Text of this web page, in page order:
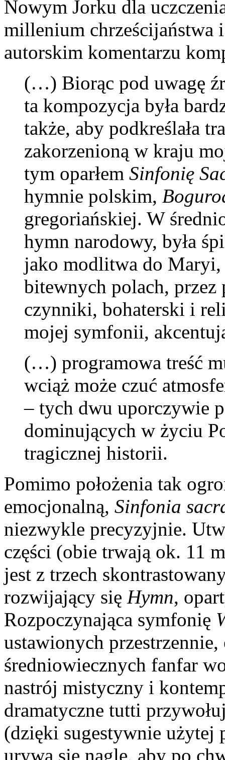
Nowym Jorku dla
millenium chrześcijaństwa
autorskim komentarzu
(…) Biorąc pod uwagę
ta kompozycja była
także, aby podkreślała
zakorzenioną w kraju
tym oparłem Sinfonię
hymnie polskim,
gregoriańskiej. W
hymn narodowy, była
jako modlitwa do Maryi,
bitewnych polach, przez
czynniki, bohaterski i
mojej symfonii,
(…) programowa treść
wciąż może czuć
– tych dwu uporczywie
dominujących w życiu
tragicznej historii.
Pomimo położenia tak
emocjonalną, Sinfonia
niezwykle precyzyjnie.
części (obie trwają ok. 11
jest z trzech
rozwijający się Hymn,
Rozpoczynająca symfonię
ustawionych
średniowiecznych fanfar
nastrój mistyczny i
dramatyczne tutti
(dzięki sugestywnie użytej
urywa się nagle, aby po